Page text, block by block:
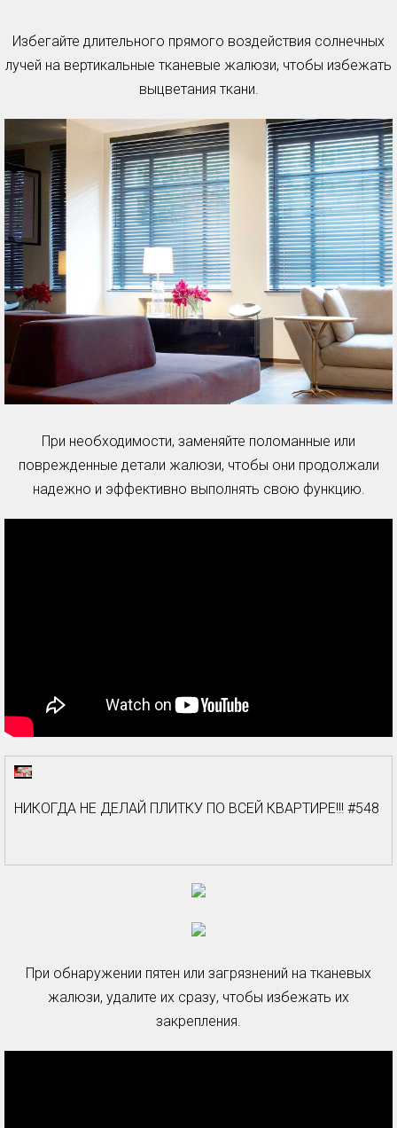
Избегайте длительного прямого воздействия солнечных
лучей на вертикальные тканевые жалюзи, чтобы избежать
выцветания ткани.
При необходимости, заменяйте поломанные или
поврежденные детали жалюзи, чтобы они продолжали
надежно и эффективно выполнять свою функцию.
НИКОГДА НЕ ДЕЛАЙ ПЛИТКУ ПО ВСЕЙ КВАРТИРЕ!!! #548
При обнаружении пятен или загрязнений на тканевых
жалюзи, удалите их сразу, чтобы избежать их
закрепления.